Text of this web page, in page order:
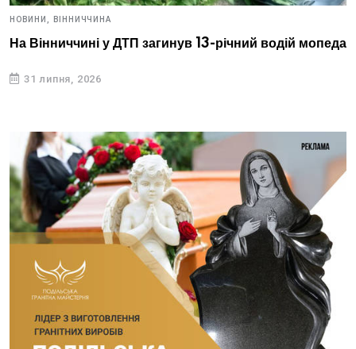
НОВИНИ, ВІННИЧЧИНА
На Вінниччині у ДТП загинув 13-річний водій мопеда
31 липня, 2026